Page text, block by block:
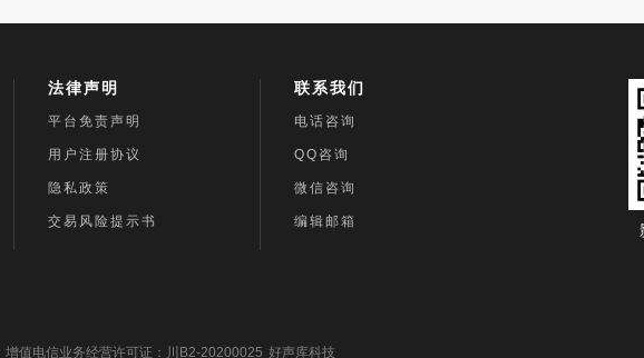
法律声明
平台免责声明
用户注册协议
隐私政策
交易风险提示书
联系我们
电话咨询
QQ咨询
微信咨询
编辑邮箱
增值电信业务经营许可证：川B2-20200025 好声库科技